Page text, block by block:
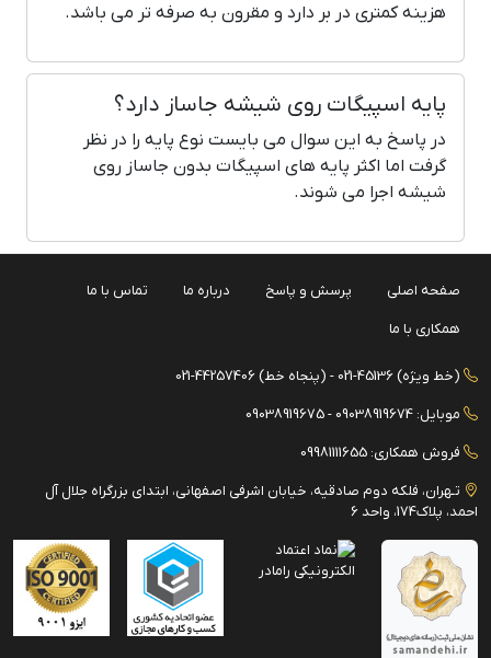
هزینه کمتری در بر دارد و مقرون به صرفه تر می باشد.
پایه اسپیگات روی شیشه جاساز دارد؟
در پاسخ به این سوال می بایست نوع پایه را در نظر
گرفت اما اکثر پایه های اسپیگات بدون جاساز روی
شیشه اجرا می شوند.
صفحه اصلی پرسش و پاسخ درباره ما تماس با ما
همکاری با ما
(خط ویژه) 45136-021 - (پنجاه خط) 44257406-021
موبایل: 09038919674 - 09038919675
فروش همکاری: 09981111655
تـهران، فلکه دوم صادقیه، خیابان اشرفی اصفهانی، ابتدای بزرگراه جلال آل
احمد، پلاک174، واحد 6